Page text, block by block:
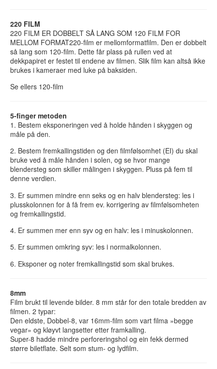
220 FILM
220 FILM ER DOBBELT SÅ LANG SOM 120 FILM FOR
MELLOM FORMAT220-film er mellomformatfilm. Den er dobbelt
så lang som 120-film. Dette får plass på rullen ved at
dekkpapiret er festet til endene av filmen. Slik film kan altså ikke
brukes i kameraer med luke på baksiden.
Se ellers 120-film
5-finger metoden
1. Bestem eksponeringen ved å holde hånden i skyggen og
måle på den.
2. Bestem fremkallingstiden og den filmfølsomhet (EI) du skal
bruke ved å måle hånden i solen, og se hvor mange
blendersteg som skiller målingen i skyggen. Pluss på fem til
denne verdien.
3. Er summen mindre enn seks og en halv blendersteg: les i
plusskolonnen for å få frem ev. korrigering av filmfølsomheten
og fremkallingstid.
4. Er summen mer enn syv og en halv: les i minuskolonnen.
5. Er summen omkring syv: les i normalkolonnen.
6. Eksponer og noter fremkallingstid som skal brukes.
8mm
Film brukt til levende bilder. 8 mm står for den totale bredden av
filmen. 2 typar:
Den eldste, Dobbel-8, var 16mm-film som vart filma »begge
vegar» og kløyvt langsetter etter framkalling.
Super-8 hadde mindre perforeringshol og ein fekk dermed
større biletflate. Selt som stum- og lydfilm.